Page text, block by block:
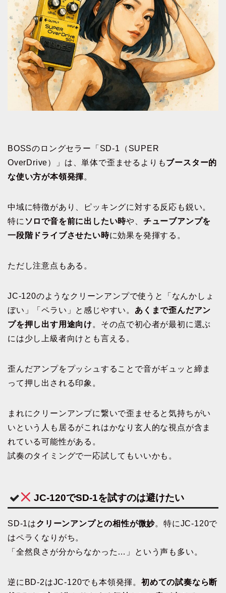
BOSSのロングセラー「SD-1（SUPER
OverDrive）」は、単体で歪ませるよりもブースター的
な使い方が本領発揮。
中域に特徴があり、ピッキングに対する反応も鋭い。
特に ソロで音を前に出したい時や、 チューブアンプを
一段階ドライブさせたい時に効果を発揮する。
ただし注意点もある。
JC-120のようなクリーンアンプで使うと「なんかしょ
ぼい」「ペラい」と感じやすい。 あくまで歪んだアン
プを押し出す用途向け。その点で初心者が最初に選ぶ
には少し上級者向けとも言える。
歪んだアンプをプッシュすることで音がギュッと締ま
って押し出される印象。
まれにクリーンアンプに繋いで歪ませると気持ちがい
いという人も居るがこれはかなり玄人的な視点が含ま
れている可能性がある。
試奏のタイミングで一応試してもいいかも。
JC-120でSD-1を試すのは避けたい
SD-1はクリーンアンプとの相性が微妙。特にJC-120で
はペラくなりがち。
「全然良さが分からなかった…」という声も多い。
逆にBD-2はJC-120でも本領発揮。 初めての試奏なら断